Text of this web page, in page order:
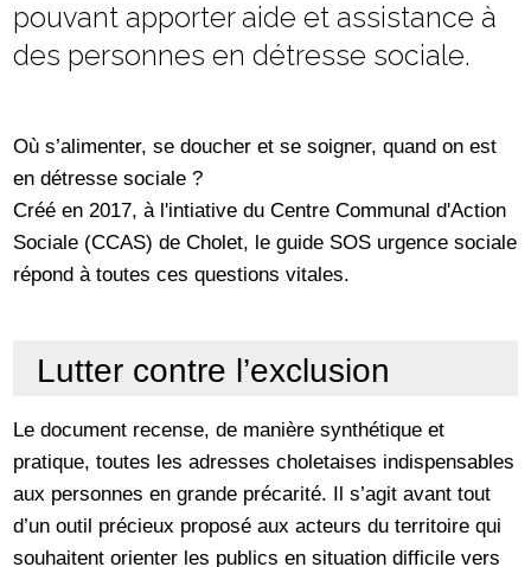
pouvant apporter aide et assistance à
des personnes en détresse sociale.
Où s’alimenter, se doucher et se soigner, quand on est
en détresse sociale ?
Créé en 2017, à l'intiative du Centre Communal d'Action
Sociale (CCAS) de Cholet, le guide SOS urgence sociale
répond à toutes ces questions vitales.
Lutter contre l’exclusion
Le document recense, de manière synthétique et
pratique, toutes les adresses choletaises indispensables
aux personnes en grande précarité. Il s’agit avant tout
d’un outil précieux proposé aux acteurs du territoire qui
souhaitent orienter les publics en situation difficile vers